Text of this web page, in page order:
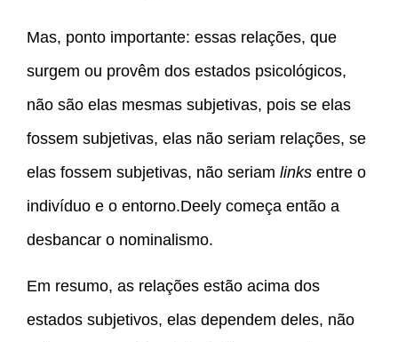
Mas, ponto importante: essas relações, que
surgem ou provêm dos estados psicológicos,
não são elas mesmas subjetivas, pois se elas
fossem subjetivas, elas não seriam relações, se
elas fossem subjetivas, não seriam links entre o
indivíduo e o entorno.Deely começa então a
desbancar o nominalismo.
Em resumo, as relações estão acima dos
estados subjetivos, elas dependem deles, não